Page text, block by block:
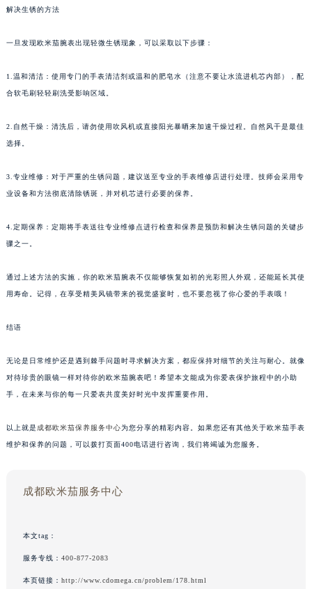
解决生锈的方法
一旦发现欧米茄腕表出现轻微生锈现象，可以采取以下步骤：
1.温和清洁：使用专门的手表清洁剂或温和的肥皂水（注意不要让水流进机芯内部），配
合软毛刷轻轻刷洗受影响区域。
2.自然干燥：清洗后，请勿使用吹风机或直接阳光暴晒来加速干燥过程。自然风干是最佳
选择。
3.专业维修：对于严重的生锈问题，建议送至专业的手表维修店进行处理。技师会采用专
业设备和方法彻底清除锈斑，并对机芯进行必要的保养。
4.定期保养：定期将手表送往专业维修点进行检查和保养是预防和解决生锈问题的关键步
骤之一。
通过上述方法的实施，你的欧米茄腕表不仅能够恢复如初的光彩照人外观，还能延长其使
用寿命。记得，在享受精美风镜带来的视觉盛宴时，也不要忽视了你心爱的手表哦！
结语
无论是日常维护还是遇到棘手问题时寻求解决方案，都应保持对细节的关注与耐心。就像
对待珍贵的眼镜一样对待你的欧米茄腕表吧！希望本文能成为你爱表保护旅程中的小助
手，在未来与你的每一只爱表共度美好时光中发挥重要作用。
以上就是 成都欧米茄保养服务中心为您分享的精彩内容。如果您还有其他关于欧米茄手表
维护和保养的问题，可以拨打页面400电话进行咨询，我们将竭诚为您服务。
成都欧米茄服务中心
本文tag：
服务专线： 400-877-2083
本页链接： http://www.cdomega.cn/problem/178.html